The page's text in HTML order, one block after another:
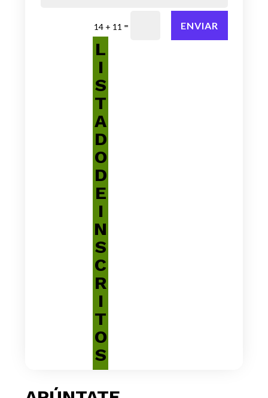
14 + 11 = ENVIAR
L
I
S
T
A
D
O
D
E
I
N
S
C
R
I
T
O
S